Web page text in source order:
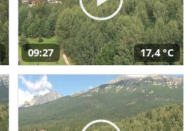
09:27 17,4 °C